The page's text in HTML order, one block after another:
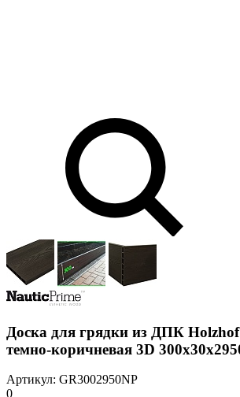
Доска для грядки из ДПК
темно-коричневая 3D
Артикул: GR3002950NP
0